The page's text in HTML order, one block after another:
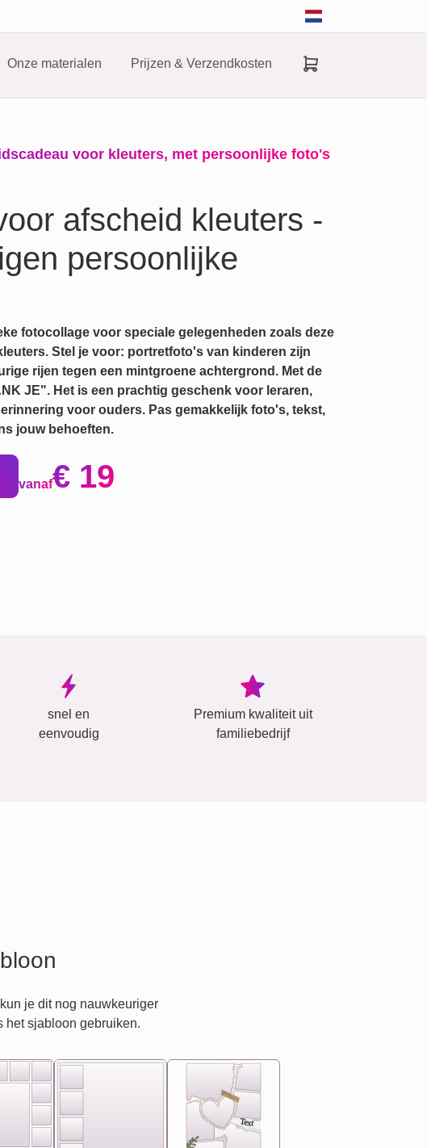
Onze materialen Prijzen & Verzendkosten
voor kleuters, met persoonlijke foto's
afscheid kleuters -
persoonlijke
fotocollage voor speciale gelegenheden zoals deze
Stel je voor: portretfoto's van kinderen zijn
rijen tegen een mintgroene achtergrond. Met de
JE". Het is een prachtig geschenk voor leraren,
voor ouders. Pas gemakkelijk foto's, tekst,
jouw behoeften.
vanaf€ 19
snel en
eenvoudig
Premium kwaliteit uit
familiebedrijf
kun je dit nog nauwkeuriger
sjabloon gebruiken.
Text